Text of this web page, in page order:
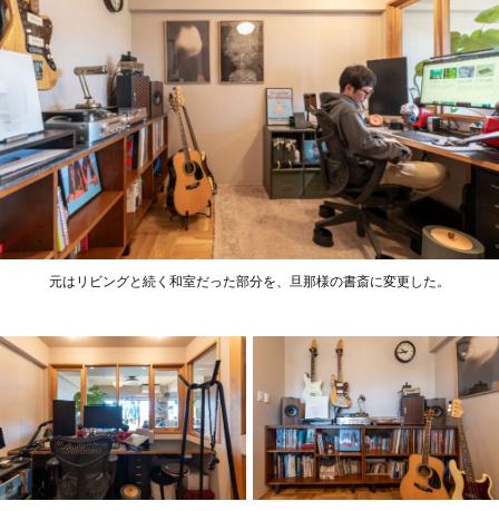
元はリビングと続く和室だった部分を、旦那様の書斎に変更した。